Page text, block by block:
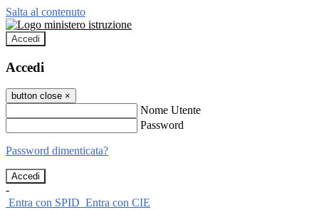
Salta al contenuto
Accedi
Accedi
button close ×
Nome Utente
Password
Password dimenticata?
-
Entra con SPID Entra con CIE